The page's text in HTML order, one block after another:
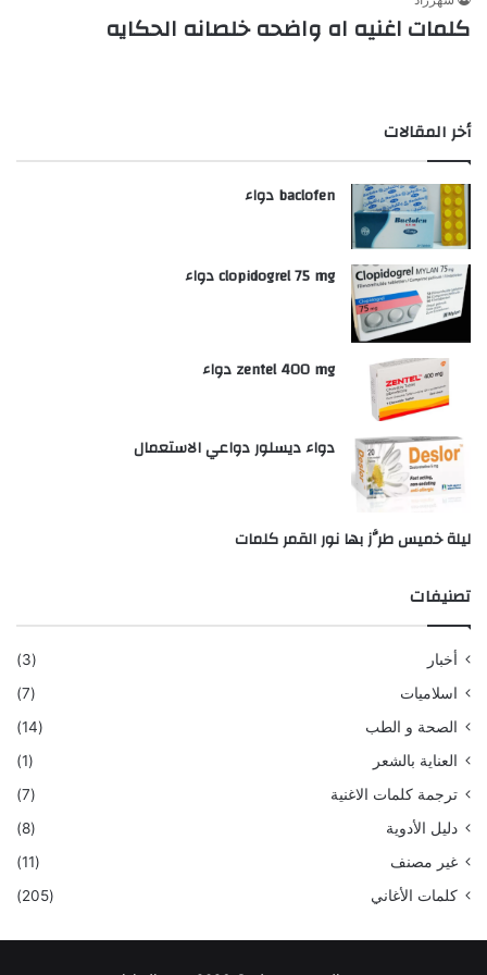
كلمات اغنيه اه واضحه خلصانه الحكايه
أخر المقالات
baclofen دواء
clopidogrel 75 mg دواء
zentel 400 mg دواء
دواء ديسلور دواعي الاستعمال
ليلة خميس طرَّز بها نور القمر كلمات
تصنيفات
أخبار
(3)
اسلاميات
(7)
الصحة و الطب
(14)
العناية بالشعر
(1)
ترجمة كلمات الاغنية
(7)
دليل الأدوية
(8)
غير مصنف
(11)
كلمات الأغاني
(205)